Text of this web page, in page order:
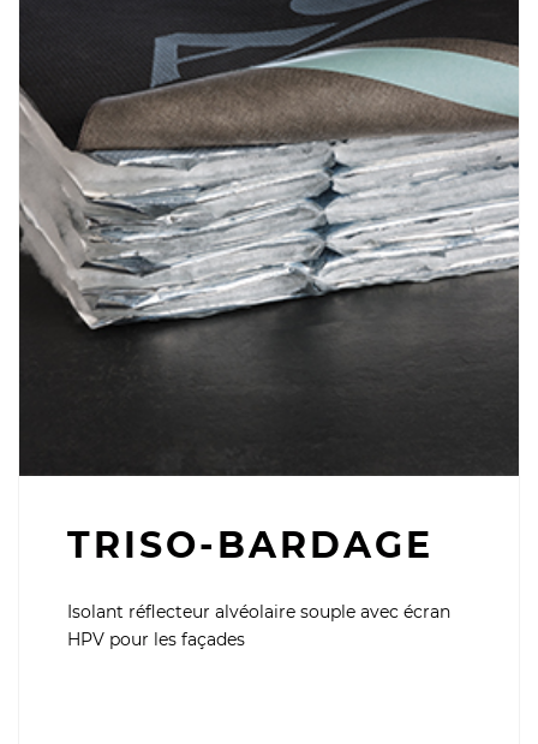
TRISO-BARDAGE
Isolant réflecteur alvéolaire souple avec écran
HPV pour les façades